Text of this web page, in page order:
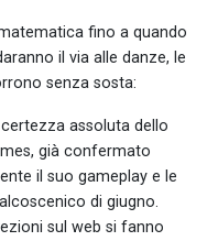
fino a quando
il via alle danze, le
senza sosta:
certezza assoluta dello
già confermato
il suo gameplay e le
di giugno.
sul web si fanno